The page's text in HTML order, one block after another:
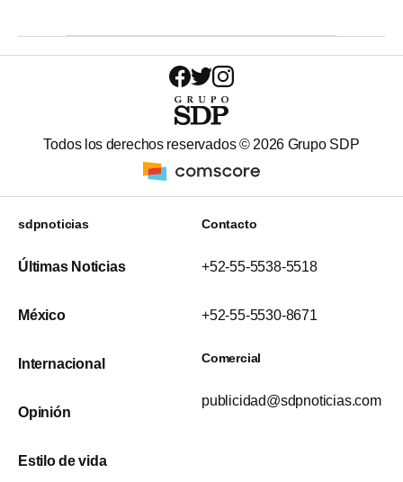
Todos los derechos reservados © 2026 Grupo SDP
sdpnoticias
Últimas Noticias
México
Internacional
Opinión
Estilo de vida
Contacto
+52-55-5538-5518
+52-55-5530-8671
Comercial
publicidad@sdpnoticias.com